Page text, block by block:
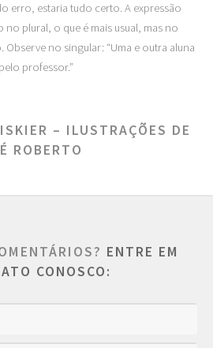
erro, estaria tudo certo. A expressão
no plural, o que é mais usual, mas no
Observe no singular: “Uma e outra aluna
professor.”
– ILUSTRAÇÕES DE
ROBERTO
ENTRE EM
CONOSCO: